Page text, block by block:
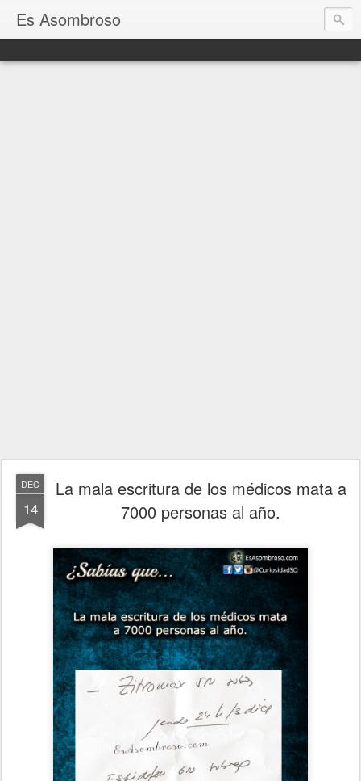
Es Asombroso
DEC
14
La mala escritura de los médicos mata a
7000 personas al año.